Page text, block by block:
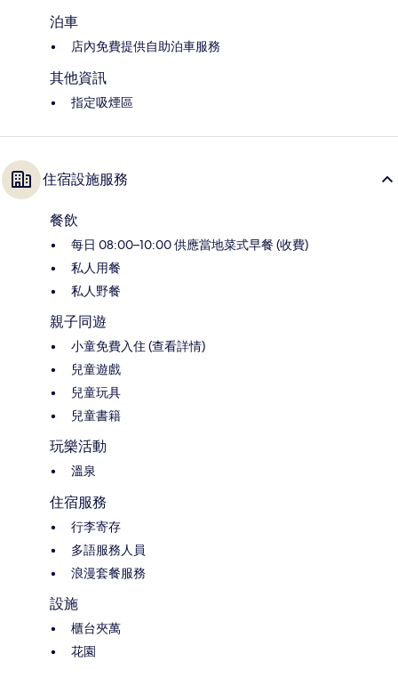
泊車
店內免費提供自助泊車服務
其他資訊
指定吸煙區
住宿設施服務
餐飲
每日 08:00–10:00 供應當地菜式早餐 (收費)
私人用餐
私人野餐
親子同遊
小童免費入住 (查看詳情)
兒童遊戲
兒童玩具
兒童書籍
玩樂活動
溫泉
住宿服務
行李寄存
多語服務人員
浪漫套餐服務
設施
櫃台夾萬
花園